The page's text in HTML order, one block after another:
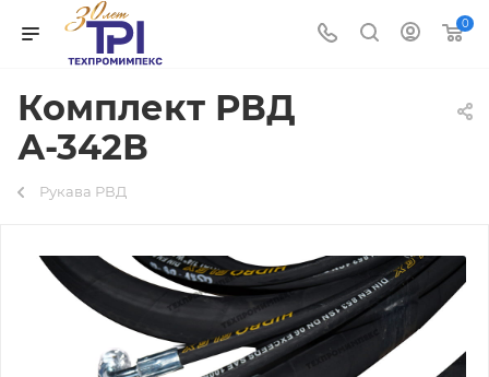
0
Комплект РВД
А-342В
Рукава РВД